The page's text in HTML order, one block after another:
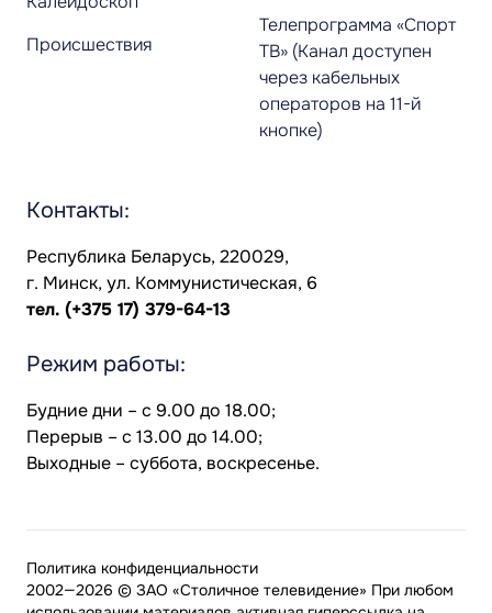
Происшествия
Телепрограмма «Спорт
ТВ» (Канал доступен
через кабельных
операторов на 11-й
кнопке)
Контакты:
Республика Беларусь, 220029,
г. Минск, ул. Коммунистическая, 6
тел. (+375 17) 379-64-13
Режим работы:
Будние дни – с 9.00 до 18.00;
Перерыв – с 13.00 до 14.00;
Выходные – суббота, воскресенье.
2002—2026 © ЗАО «Столичное телевидение» При любом
Политика конфиденциальности